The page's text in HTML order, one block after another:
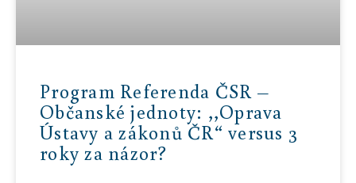
Program Referenda ČSR –
Občanské jednoty: ,,Oprava
Ústavy a zákonů ČR“ versus 3
roky za názor?